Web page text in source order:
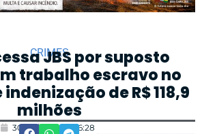
CRIMES
JBS por suposto
trabalho escravo no
de R$ 118,9
milhões
30/04/2026 16:28